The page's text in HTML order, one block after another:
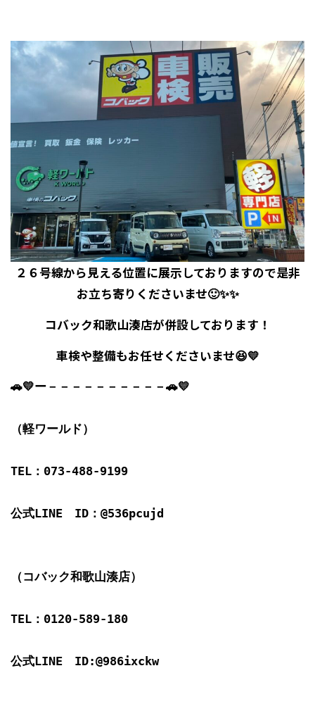
２６号線から見える位置に展示しておりますので是非
お立ち寄りくださいませ🙂✨✨
コバック和歌山湊店が併設しております！
車検や整備もお任せくださいませ😆💛
🚗💛ー－－－－－－－－－－🚗💛
（軽ワールド）
TEL：073-488-9199
公式LINE　ID：@536pcujd
（コバック和歌山湊店）
TEL：0120-589-180
公式LINE　ID:@986ixckw